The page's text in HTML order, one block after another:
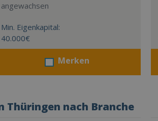
angewachsen
Min. Eigenkapital:
40.000€
Merken
Thüringen nach Branche